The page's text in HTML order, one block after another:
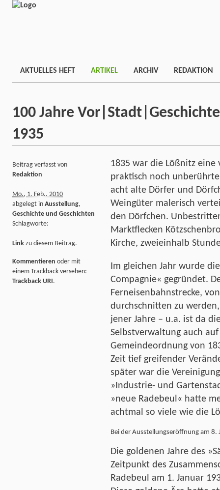
AKTUELLES HEFT ARTIKEL ARCHIV REDAKTION
100 Jahre
1935
1835 war die Lößnitz
praktisch noch
acht alte Dörfer und
Weingüter malerisch
den Dörfchen.
Marktflecken
Kirche, zweieinhalb
Im gleichen Jahr wurde
Compagnie« gegründet.
Ferneisenbahnstrecke,
durchschnitten zu
jener Jahre – u.a. ist da
Selbstverwaltung auch
Gemeindeordnung von
Zeit tief greifender
später war die
»Industrie- und
»neue Radebeul« hatte
achtmal so viele wie die
Bei der Ausstellungseröffnung am
Die goldenen Jahre des
Zeitpunkt des
Radebeul am 1. Januar
Beitrag verfasst von
Redaktion
Mo., 1. Feb.. 2010
abgelegt in Ausstellung,
Geschichte und Geschichten
Schlagworte:
Link zu diesem Beitrag.
Kommentieren oder mit
einem Trackback versehen:
Trackback URI.